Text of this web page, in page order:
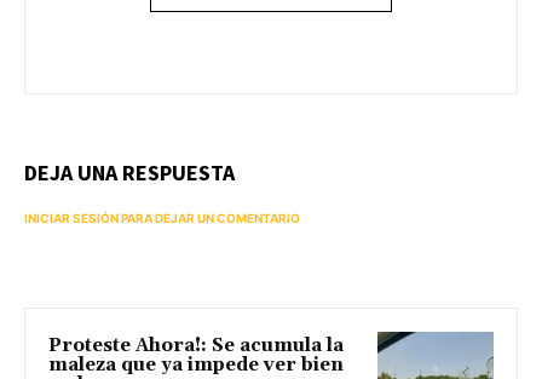
DEJA UNA RESPUESTA
INICIAR SESIÓN PARA DEJAR UN COMENTARIO
Proteste Ahora!: Se acumula la
maleza que ya impede ver bien